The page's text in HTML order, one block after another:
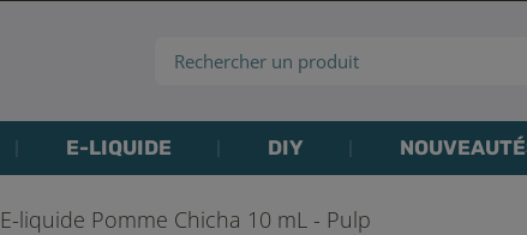
E-LIQUIDE DIY
E-liquide Pomme Chicha 10 mL - Pulp